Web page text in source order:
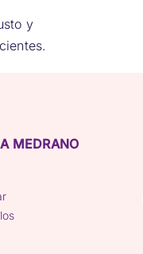
y
MEDRANO